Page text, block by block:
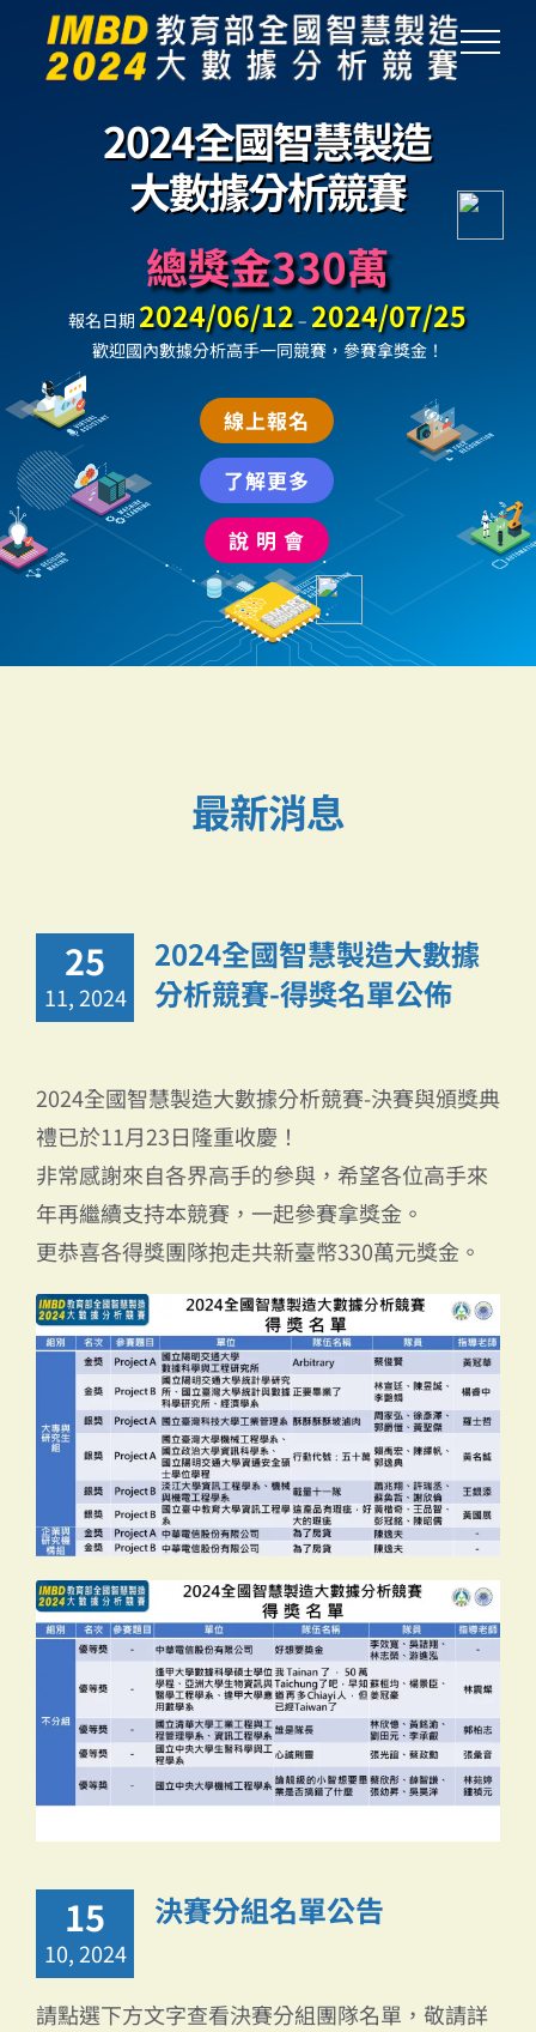
總獎金330萬
2024/06/12 2024/07/25
最新消息
25
11, 2024
2024全國智慧製造大數據
分析競賽-得獎名單公佈
2024全國智慧製造大數據分析競賽-決賽與頒獎典
禮已於11月23日隆重收慶！
非常感謝來自各界高手的參與，希望各位高手來
年再繼續支持本競賽，一起參賽拿獎金。
更恭喜各得獎團隊抱走共新臺幣330萬元獎金。
15
10, 2024
決賽分組名單公告
請點選下方文字查看決賽分組團隊名單，敬請詳